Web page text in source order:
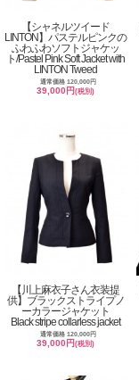
【シャネルツイード
LINTON】パステルピンクの
ふわふわソフトジャケッ
ト/Pastel Pink Soft Jacket with
LINTON Tweed
通常価格 120,000円
39,000円(税別)
【川上麻衣子さん衣装提
供】ブラックストライプノ
ーカラージャケット
Black stripe collarless jacket
通常価格 120,000円
39,000円(税別)